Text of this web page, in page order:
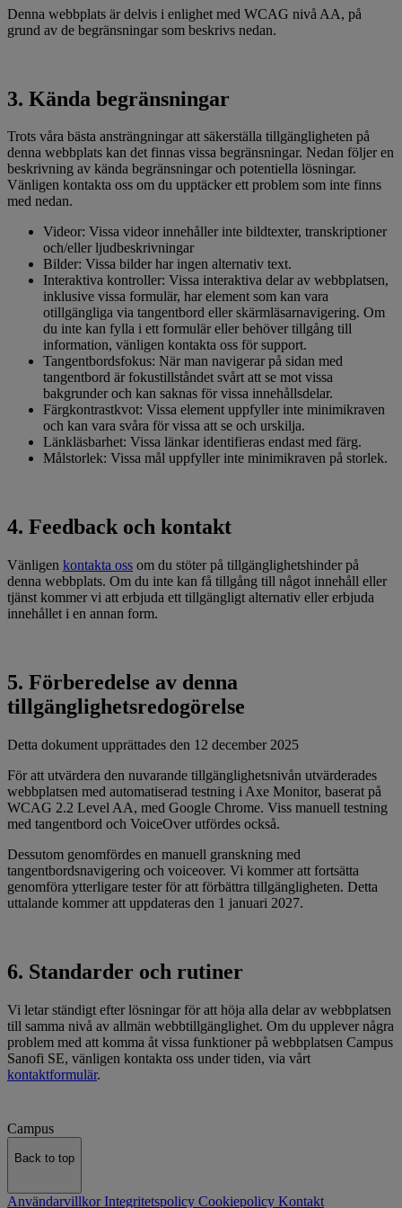
Denna webbplats är delvis i enlighet med WCAG nivå AA, på
grund av de begränsningar som beskrivs nedan.
3. Kända begränsningar
Trots våra bästa ansträngningar att säkerställa tillgängligheten på
denna webbplats kan det finnas vissa begränsningar. Nedan följer en
beskrivning av kända begränsningar och potentiella lösningar.
Vänligen kontakta oss om du upptäcker ett problem som inte finns
med nedan.
Videor: Vissa videor innehåller inte bildtexter, transkriptioner
och/eller ljudbeskrivningar
Bilder: Vissa bilder har ingen alternativ text.
Interaktiva kontroller: Vissa interaktiva delar av webbplatsen,
inklusive vissa formulär, har element som kan vara
otillgängliga via tangentbord eller skärmläsarnavigering. Om
du inte kan fylla i ett formulär eller behöver tillgång till
information, vänligen kontakta oss för support.
Tangentbordsfokus: När man navigerar på sidan med
tangentbord är fokustillståndet svårt att se mot vissa
bakgrunder och kan saknas för vissa innehållsdelar.
Färgkontrastkvot: Vissa element uppfyller inte minimikraven
och kan vara svåra för vissa att se och urskilja.
Länkläsbarhet: Vissa länkar identifieras endast med färg.
Målstorlek: Vissa mål uppfyller inte minimikraven på storlek.
4. Feedback och kontakt
Vänligen kontakta oss om du stöter på tillgänglighetshinder på
denna webbplats. Om du inte kan få tillgång till något innehåll eller
tjänst kommer vi att erbjuda ett tillgängligt alternativ eller erbjuda
innehållet i en annan form.
5. Förberedelse av denna
tillgänglighetsredogörelse
Detta dokument upprättades den 12 december 2025
För att utvärdera den nuvarande tillgänglighetsnivån utvärderades
webbplatsen med automatiserad testning i Axe Monitor, baserat på
WCAG 2.2 Level AA, med Google Chrome. Viss manuell testning
med tangentbord och VoiceOver utfördes också.
Dessutom genomfördes en manuell granskning med
tangentbordsnavigering och voiceover. Vi kommer att fortsätta
genomföra ytterligare tester för att förbättra tillgängligheten. Detta
uttalande kommer att uppdateras den 1 januari 2027.
6. Standarder och rutiner
Vi letar ständigt efter lösningar för att höja alla delar av webbplatsen
till samma nivå av allmän webbtillgänglighet. Om du upplever några
problem med att komma åt vissa funktioner på webbplatsen Campus
Sanofi SE, vänligen kontakta oss under tiden, via vårt
kontaktformulär.
Campus
Back to top
AnvändarvillkorIntegritetspolicy Cookiepolicy Kontakt